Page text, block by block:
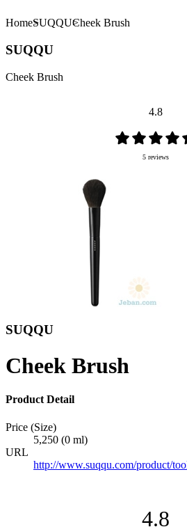
HomeSUQQUCheek Brush
SUQQU
Cheek Brush
4.8
5 reviews
SUQQU
Cheek Brush
Product Detail
Price (Size)
5,250 (0 ml)
URL
http://www.suqqu.com/product/
4.8